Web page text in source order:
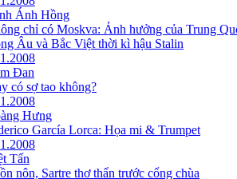
Ánh Hồng
chỉ có Moskva: Ảnh hưởng của Trung
Âu và Bắc Việt thời kì hậu Stalin
Đan
có sợ tao không?
Hưng
García Lorca: Họa mi & Trumpet
Tấn
nôn, Sartre thơ thẩn trước cổng chùa